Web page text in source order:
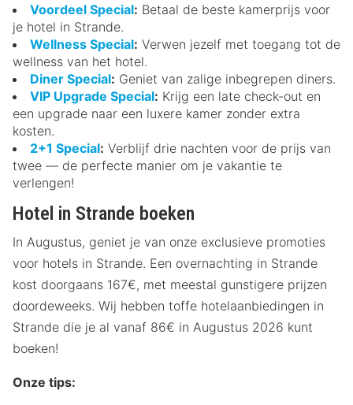
Voordeel Special: Betaal de beste kamerprijs voor
je hotel in Strande.
Wellness Special: Verwen jezelf met toegang tot de
wellness van het hotel.
Diner Special: Geniet van zalige inbegrepen diners.
VIP Upgrade Special: Krijg een late check-out en
een upgrade naar een luxere kamer zonder extra
kosten.
2+1 Special: Verblijf drie nachten voor de prijs van
twee — de perfecte manier om je vakantie te
verlengen!
Hotel in Strande boeken
In Augustus, geniet je van onze exclusieve promoties
voor hotels in Strande. Een overnachting in Strande
kost doorgaans 167€, met meestal gunstigere prijzen
doordeweeks. Wij hebben toffe hotelaanbiedingen in
Strande die je al vanaf 86€ in Augustus 2026 kunt
boeken!
Onze tips: